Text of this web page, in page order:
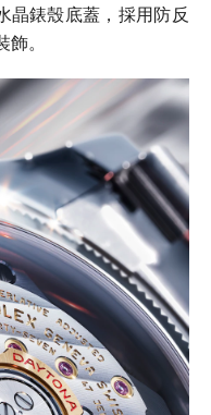
晶錶殼底蓋，採用防反
。